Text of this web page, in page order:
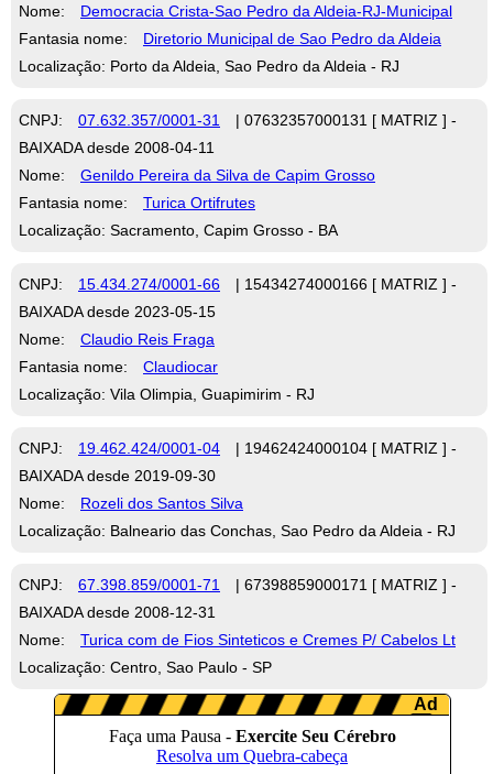
Nome:
Democracia Crista-Sao Pedro da Aldeia-RJ-Municipal
Fantasia nome:
Diretorio Municipal de Sao Pedro da Aldeia
Localização: Porto da Aldeia, Sao Pedro da Aldeia - RJ
CNPJ: 07.632.357/0001-31
| 07632357000131 [ MATRIZ ] -
BAIXADA desde 2008-04-11
Nome:
Genildo Pereira da Silva de Capim Grosso
Fantasia nome:
Turica Ortifrutes
Localização: Sacramento, Capim Grosso - BA
CNPJ: 15.434.274/0001-66
| 15434274000166 [ MATRIZ ] -
BAIXADA desde 2023-05-15
Nome:
Claudio Reis Fraga
Fantasia nome:
Claudiocar
Localização: Vila Olimpia, Guapimirim - RJ
CNPJ: 19.462.424/0001-04
| 19462424000104 [ MATRIZ ] -
BAIXADA desde 2019-09-30
Nome:
Rozeli dos Santos Silva
Localização: Balneario das Conchas, Sao Pedro da Aldeia - RJ
CNPJ: 67.398.859/0001-71
| 67398859000171 [ MATRIZ ] -
BAIXADA desde 2008-12-31
Nome:
Turica com de Fios Sinteticos e Cremes P/ Cabelos Lt
Localização: Centro, Sao Paulo - SP